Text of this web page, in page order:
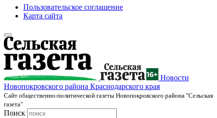
Пользовательское соглашение
Карта сайта
Новости
Новопокровского района Краснодарского края
Cайт общественно-политической газеты Новопокровского района "Сельская
газета"
Поиск